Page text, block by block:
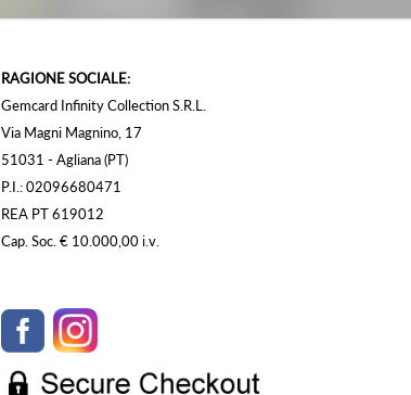
RAGIONE SOCIALE:
Gemcard Infinity Collection S.R.L.
Via Magni Magnino, 17
51031 - Agliana (PT)
P.I.: 02096680471
REA PT 619012
Cap. Soc. € 10.000,00 i.v.